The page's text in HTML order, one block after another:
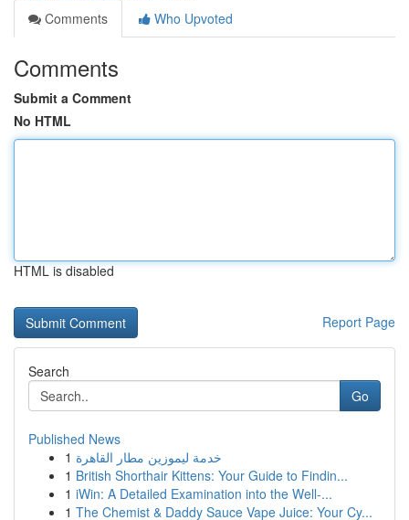
Comments
Who Upvoted
Comments
Submit a Comment
No HTML
HTML is disabled
Report Page
Search
Go
Published News
1 خدمة ليموزين مطار القاهرة
1 British Shorthair Kittens: Your Guide to Findin...
1 iWin: A Detailed Examination into the Well-...
1 The Chemist & Daddy Sauce Vape Juice: Your Cy...